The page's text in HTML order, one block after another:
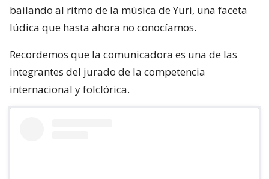
bailando al ritmo de la música de Yuri, una faceta
lúdica que hasta ahora no conocíamos.
Recordemos que la comunicadora es una de las
integrantes del jurado de la competencia
internacional y folclórica.